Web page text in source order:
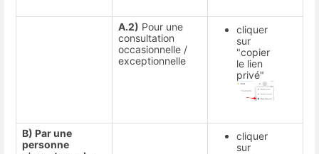
A.2) Pour une
consultation
occasionnelle /
exceptionnelle
cliquer
sur
"copier
le lien
privé"
B) Par une
personne
cliquer
sur